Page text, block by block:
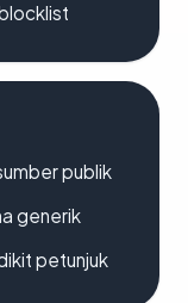
publik
generik
petunjuk